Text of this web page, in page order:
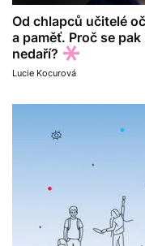
Od chlapců učitelé
a paměť. Proč se
nedaří?
Lucie Kocurová